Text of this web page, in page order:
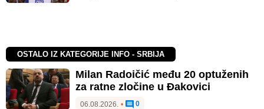
OSTALO IZ KATEGORIJE INFO - SRBIJA
Milan Radoičić među 20 optuženih
za ratne zločine u Đakovici
06.08.2026. • 0